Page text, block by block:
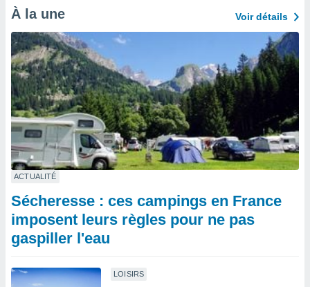
À la une Voir détails
ACTUALITÉ
Sécheresse : ces campings en France
imposent leurs règles pour ne pas
gaspiller l'eau
LOISIRS